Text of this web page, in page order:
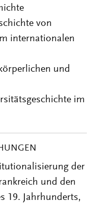
von
internationalen
und
im
der
und den
19. Jahrhunderts,